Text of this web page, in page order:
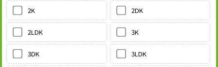
2K 2DK
2LDK 3K
3DK 3LDK